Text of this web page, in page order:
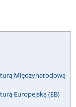
Międzynarodową
Europejską (EB)